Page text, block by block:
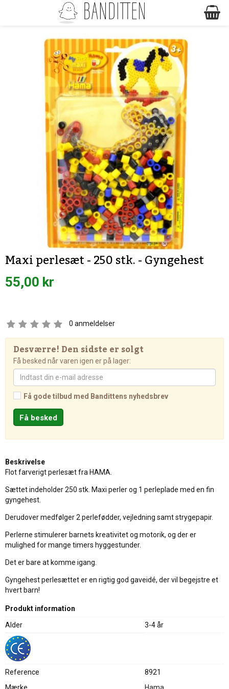
Maxi perlesæt - 250 stk. - Gyngehest
55,00 kr
0 anmeldelser
Desværre! Den sidste er solgt
Få besked når varen igen er på lager:
Få gode tilbud med Bandittens nyhedsbrev
Beskrivelse
Flot farverigt perlesæt fra HAMA.
Sættet indeholder 250 stk. Maxi perler og 1 perleplade med en fin
gyngehest.
Derudover medfølger 2 perlefødder, vejledning samt strygepapir.
Perlerne stimulerer barnets kreativitet og motorik, og der er
mulighed for mange timers hyggestunder.
Det er bare at komme igang.
Gyngehest perlesættet er en rigtig god gaveidé, der vil begejstre et
hvert barn!
Produkt information
Alder
3-4 år
Reference
8921